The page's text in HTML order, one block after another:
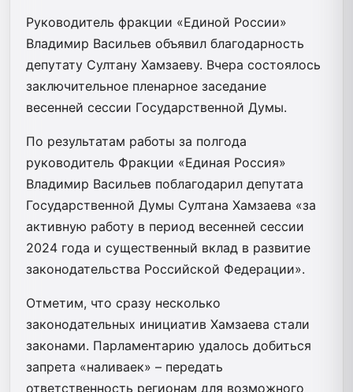
Руководитель фракции «Единой России»
Владимир Васильев объявил благодарность
депутату Султану Хамзаеву. Вчера состоялось
заключительное пленарное заседание
весенней сессии Государственной Думы.
По результатам работы за полгода
руководитель Фракции «Единая Россия»
Владимир Васильев поблагодарил депутата
Государственной Думы Султана Хамзаева «за
активную работу в период весенней сессии
2024 года и существенный вклад в развитие
законодательства Российской Федерации».
Отметим, что сразу несколько
законодательных инициатив Хамзаева стали
законами. Парламентарию удалось добиться
запрета «наливаек» – передать
ответственность регионам для возможного